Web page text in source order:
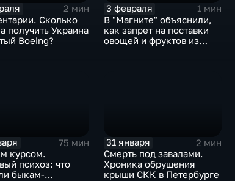
2 мин
Сколько
получить Украина
Boeing?
3 февраля
1 мин
В "Магните" объяснили,
как запрет на поставки
овощей и фруктов из
75 мин
курсом.
психоз: что
быкам-
31 января
2 мин
Смерть под завалами.
Хроника обрушения
крыши СКК в Петербурге